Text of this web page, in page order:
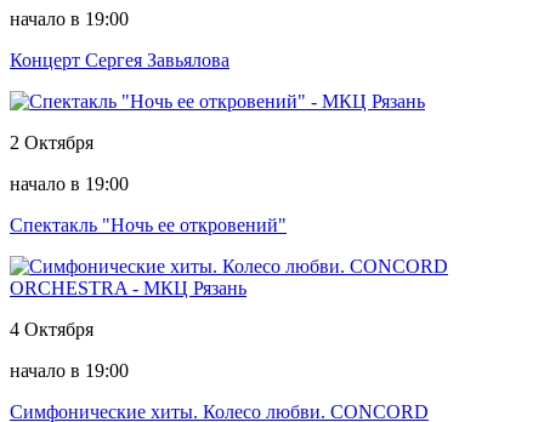
начало в 19:00
Концерт Сергея Завьялова
2 Октября
начало в 19:00
Спектакль "Ночь ее откровений"
4 Октября
начало в 19:00
Симфонические хиты. Колесо любви. CONCORD